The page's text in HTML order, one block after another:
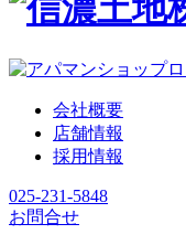
会社概要
店舗情報
採用情報
025-231-5848
お問合せ